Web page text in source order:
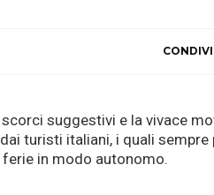
scorci suggestivi e la vivace
turisti italiani, i quali
in modo autonomo.